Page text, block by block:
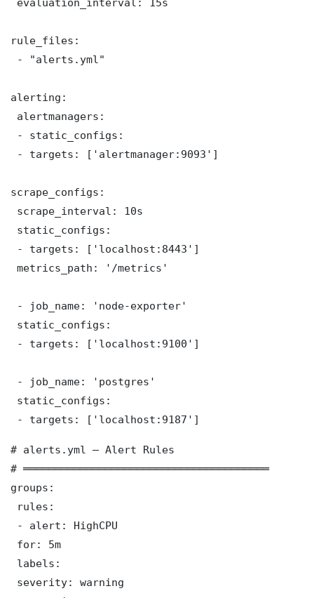
evaluation_interval: 15s
rule_files:
- "alerts.yml"
alerting:
alertmanagers:
- static_configs:
- targets: ['alertmanager:9093']
scrape_configs:
scrape_interval: 10s
static_configs:
- targets: ['localhost:8443']
metrics_path: '/metrics'
- job_name: 'node-exporter'
static_configs:
- targets: ['localhost:9100']
- job_name: 'postgres'
static_configs:
- targets: ['localhost:9187']
# alerts.yml — Alert Rules
# ═══════════════════════════════════════
groups:
rules:
- alert: HighCPU
for: 5m
labels:
severity: warning